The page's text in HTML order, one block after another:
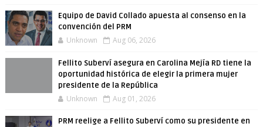
Equipo de David Collado apuesta al consenso en la
convención del PRM
Unknown Aug 06, 2026
Fellito Suberví asegura en Carolina Mejía RD tiene la
oportunidad histórica de elegir la primera mujer
presidente de la República
Unknown Aug 01, 2026
PRM reelige a Fellito Suberví como su presidente en